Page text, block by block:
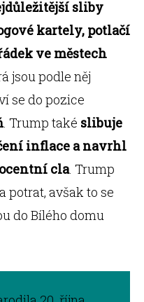
sliby
kartely, potlačí
ve městech
jsou podle něj
se do pozice
. Trump také slibuje
inflace a navrhl
cla. Trump
potrat, avšak to se
do Bílého domu